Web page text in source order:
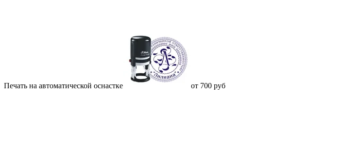
Печать на автоматической оснастке от 700 руб